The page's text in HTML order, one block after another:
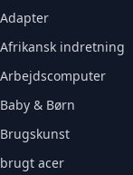
Adapter
Afrikansk indretning
Arbejdscomputer
Baby & Børn
Brugskunst
brugt acer